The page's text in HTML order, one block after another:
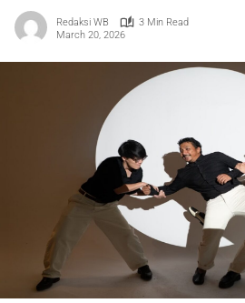
Redaksi WB
3 Min Read
March 20, 2026